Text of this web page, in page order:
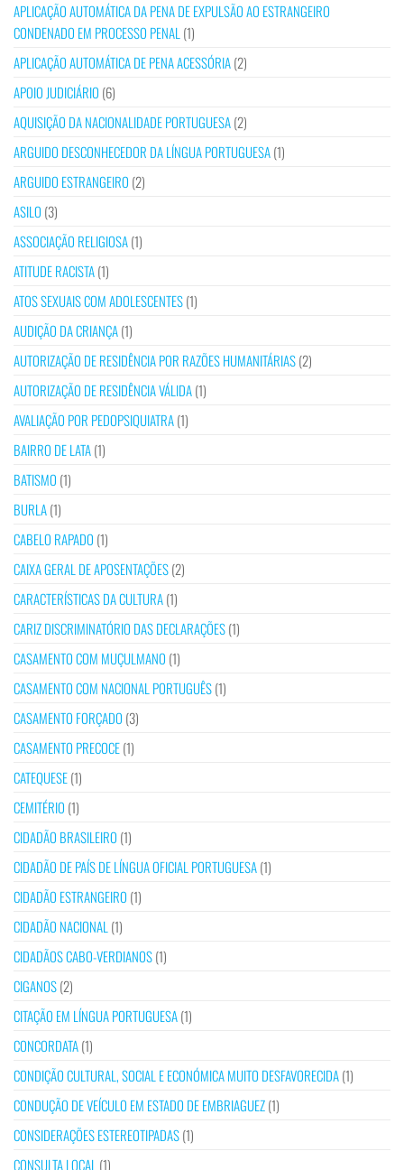
APLICAÇÃO AUTOMÁTICA DA PENA DE EXPULSÃO AO ESTRANGEIRO
CONDENADO EM PROCESSO PENAL (1)
APLICAÇÃO AUTOMÁTICA DE PENA ACESSÓRIA(2)
APOIO JUDICIÁRIO (6)
AQUISIÇÃO DA NACIONALIDADE PORTUGUESA(2)
ARGUIDO DESCONHECEDOR DA LÍNGUA PORTUGUESA(1)
ARGUIDO ESTRANGEIRO (2)
ASILO (3)
ASSOCIAÇÃO RELIGIOSA(1)
ATITUDE RACISTA(1)
ATOS SEXUAIS COM ADOLESCENTES(1)
AUDIÇÃO DA CRIANÇA(1)
AUTORIZAÇÃO DE RESIDÊNCIA POR RAZÕES HUMANITÁRIAS(2)
AUTORIZAÇÃO DE RESIDÊNCIA VÁLIDA(1)
AVALIAÇÃO POR PEDOPSIQUIATRA(1)
BAIRRO DE LATA(1)
BATISMO (1)
BURLA(1)
CABELO RAPADO (1)
CAIXA GERAL DE APOSENTAÇÕES(2)
CARACTERÍSTICAS DA CULTURA(1)
CARIZ DISCRIMINATÓRIO DAS DECLARAÇÕES(1)
CASAMENTO COM MUÇULMANO (1)
CASAMENTO COM NACIONAL PORTUGUÊS(1)
CASAMENTO FORÇADO (3)
CASAMENTO PRECOCE(1)
CATEQUESE(1)
CEMITÉRIO (1)
CIDADÃO BRASILEIRO (1)
CIDADÃO DE PAÍS DE LÍNGUA OFICIAL PORTUGUESA(1)
CIDADÃO ESTRANGEIRO (1)
CIDADÃO NACIONAL (1)
CIDADÃOS CABO-VERDIANOS(1)
CIGANOS(2)
CITAÇÃO EM LÍNGUA PORTUGUESA(1)
CONCORDATA(1)
CONDIÇÃO CULTURAL, SOCIAL E ECONÓMICA MUITO DESFAVORECIDA(1)
CONDUÇÃO DE VEÍCULO EM ESTADO DE EMBRIAGUEZ(1)
CONSIDERAÇÕES ESTEREOTIPADAS(1)
CONSULTA LOCAL (1)